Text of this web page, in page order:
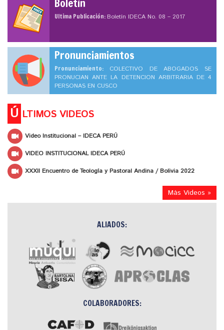
Boletín
Ultima Publicación:Boletín IDECA No. 08 – 2017
Pronunciamientos
Pronunciamiento: COLECTIVO DE ABOGADOS SE
PRONUCIAN ANTE LA DETENCION ARBITRARIA DE 4
PERSONAS EN CUSCO
Ú LTIMOS VIDEOS
Video Institucional – IDECA PERÚ
VIDEO INSTITUCIONAL IDECA PERÚ
XXXII Encuentro de Teología y Pastoral Andina / Bolivia 2022
Más Videos »
ALIADOS:
COLABORADORES: